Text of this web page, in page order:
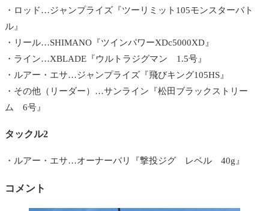
・ロッド…ジャンプライズ『ツーリミット105モンスターバト
ル』
・リール…SHIMANO『ツインパワーXDc5000XD』
・ライン…XBLADE『ウルトラジグマン 1.5号』
・ルアー・エサ…ジャンプライズ『飛びキング105HS』
・その他（リーダー）…サンライン『松田ブラックストリー
ム 6号』
タックル2
・ルアー・エサ…オーナーバリ『撃投ジグ レベル 40g』
コメント